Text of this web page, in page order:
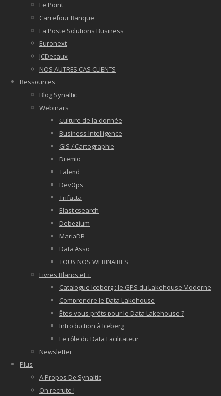
Le Point
Carrefour Banque
La Poste Solutions Business
Euronext
JCDecaux
NOS AUTRES CAS CLIENTS
Ressources
Blog Synaltic
Webinars
Culture de la donnée
Business Intelligence
GIS / Cartographie
Dremio
Talend
DevOps
Trifacta
Elasticsearch
Debezium
MariaDB
Data Asso
TOUS NOS WEBINAIRES
Livres Blancs et +
Catalogue Iceberg : le GPS du Lakehouse Moderne
Comprendre le Data Lakehouse
Êtes-vous prêts pour le Data Lakehouse ?
Introduction à Iceberg
Le rôle du Data Facilitateur
Newsletter
Plus
A Propos De Synaltic
On recrute !